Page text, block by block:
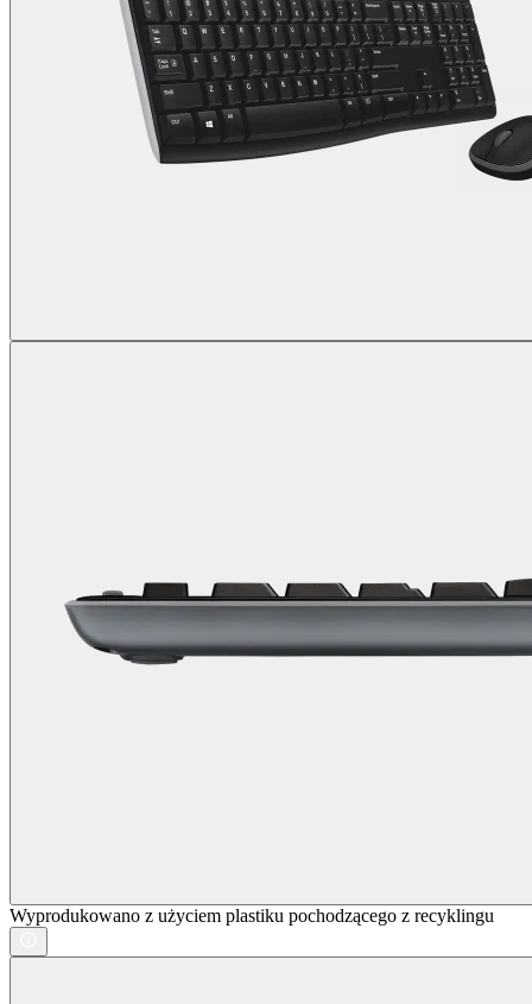
Wyprodukowano z użyciem plastiku pochodzącego z recyklingu